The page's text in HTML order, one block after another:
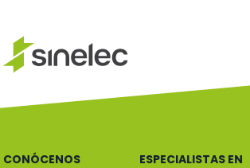
CONÓCENOS
ESPECIALISTAS EN